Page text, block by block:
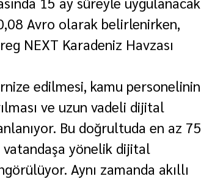
Avro olarak belirlenirken,
NEXT Karadeniz Havzası
edilmesi, kamu personelinin
ve uzun vadeli dijital
Bu doğrultuda en az 75
yönelik dijital
Aynı zamanda akıllı